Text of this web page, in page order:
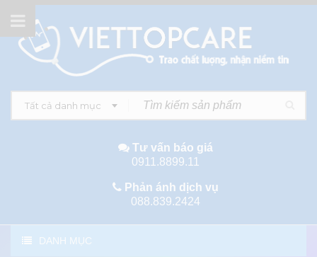
Tất cả danh mục
Tư vấn báo giá
0911.8899.11
Phản ánh dịch vụ
088.839.2424
DANH MỤC